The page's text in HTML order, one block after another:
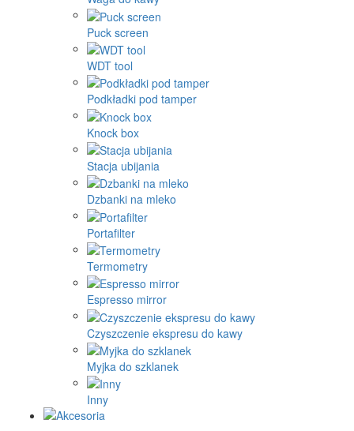
Puck screen
WDT tool
Podkładki pod tamper
Knock box
Stacja ubijania
Dzbanki na mleko
Portafilter
Termometry
Espresso mirror
Czyszczenie ekspresu do kawy
Myjka do szklanek
Inny